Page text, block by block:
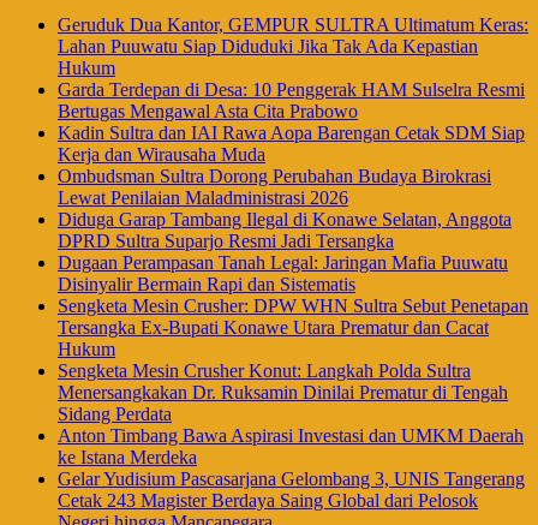
Geruduk Dua Kantor, GEMPUR SULTRA Ultimatum Keras:
Lahan Puuwatu Siap Diduduki Jika Tak Ada Kepastian
Hukum
Garda Terdepan di Desa: 10 Penggerak HAM Sulselra Resmi
Bertugas Mengawal Asta Cita Prabowo
Kadin Sultra dan IAI Rawa Aopa Barengan Cetak SDM Siap
Kerja dan Wirausaha Muda
Ombudsman Sultra Dorong Perubahan Budaya Birokrasi
Lewat Penilaian Maladministrasi 2026
Diduga Garap Tambang Ilegal di Konawe Selatan, Anggota
DPRD Sultra Suparjo Resmi Jadi Tersangka
Dugaan Perampasan Tanah Legal: Jaringan Mafia Puuwatu
Disinyalir Bermain Rapi dan Sistematis
Sengketa Mesin Crusher: DPW WHN Sultra Sebut Penetapan
Tersangka Ex-Bupati Konawe Utara Prematur dan Cacat
Hukum
Sengketa Mesin Crusher Konut: Langkah Polda Sultra
Menersangkakan Dr. Ruksamin Dinilai Prematur di Tengah
Sidang Perdata
Anton Timbang Bawa Aspirasi Investasi dan UMKM Daerah
ke Istana Merdeka
Gelar Yudisium Pascasarjana Gelombang 3, UNIS Tangerang
Cetak 243 Magister Berdaya Saing Global dari Pelosok